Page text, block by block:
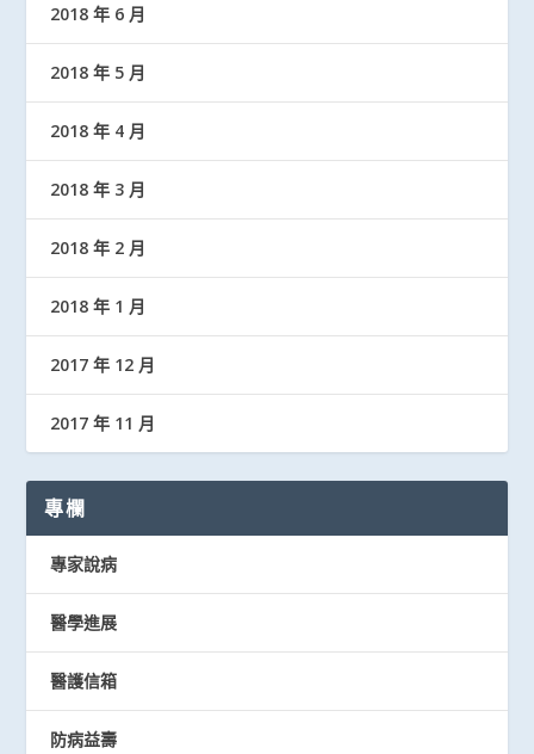
2018 年 6 月
2018 年 5 月
2018 年 4 月
2018 年 3 月
2018 年 2 月
2018 年 1 月
2017 年 12 月
2017 年 11 月
專欄
專家說病
醫學進展
醫護信箱
防病益壽